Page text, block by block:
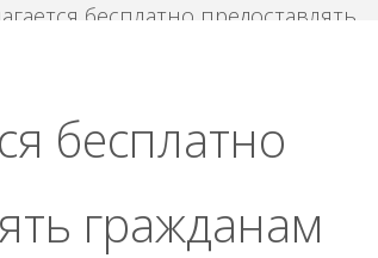
бесплатно предоставлять
всей страны, а не только
бесплатно
гражданам